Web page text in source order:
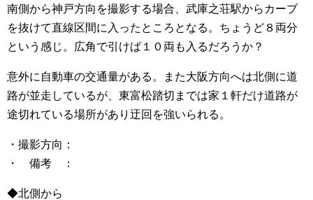
南側から神戸方向を撮影する場合、武庫之荘駅からカーブ
を抜けて直線区間に入ったところとなる。ちょうど８両分
という感じ。広角で引けば１０両も入るだろうか？
意外に自動車の交通量がある。また大阪方向へは北側に道
路が並走しているが、東富松踏切までは家１軒だけ道路が
途切れている場所があり迂回を強いられる。
・撮影方向：
・ 備考 ：
◆北側から